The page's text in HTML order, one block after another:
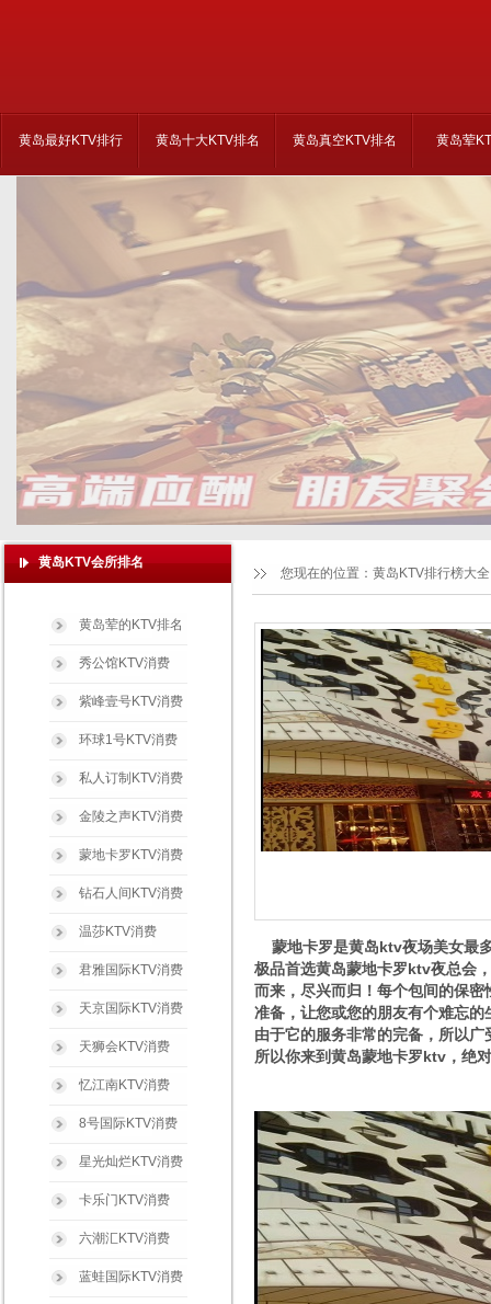
黄岛最好KTV排行 黄岛十大KTV排名 黄岛真空KTV排名 黄岛荤
您现在的位置： 黄岛KTV排行榜大全
蒙地卡罗是黄岛ktv夜场美女最
极品首选黄岛蒙地卡罗ktv夜总会
而来，尽兴而归！每个包间的保
准备，让您或您的朋友有个难忘
由于它的服务非常的完备，所以
所以你来到黄岛蒙地卡罗ktv，绝
黄岛KTV会所排名
黄岛荤的KTV排名
秀公馆KTV消费
紫峰壹号KTV消费
环球1号KTV消费
私人订制KTV消费
金陵之声KTV消费
蒙地卡罗KTV消费
钻石人间KTV消费
温莎KTV消费
君雅国际KTV消费
天京国际KTV消费
天狮会KTV消费
忆江南KTV消费
8号国际KTV消费
星光灿烂KTV消费
卡乐门KTV消费
六潮汇KTV消费
蓝蛙国际KTV消费